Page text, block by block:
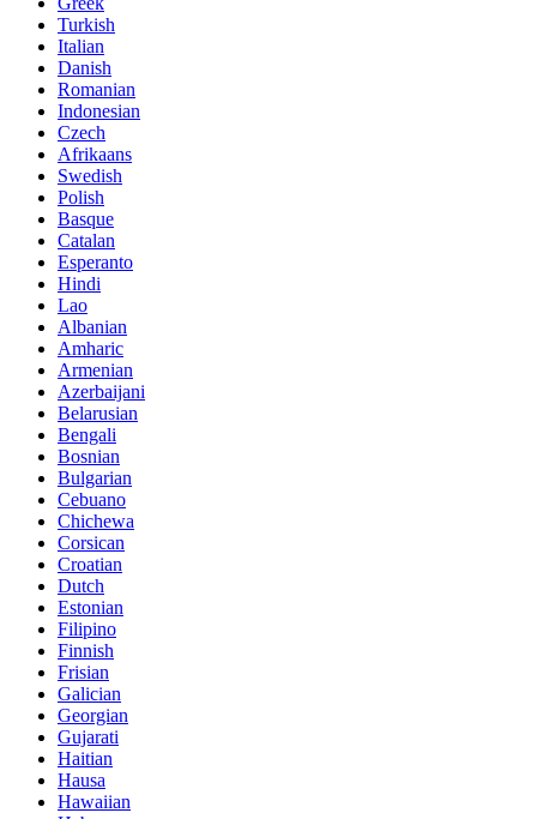
Turkish
Italian
Danish
Romanian
Indonesian
Czech
Afrikaans
Swedish
Polish
Basque
Catalan
Esperanto
Hindi
Lao
Albanian
Amharic
Armenian
Azerbaijani
Belarusian
Bengali
Bosnian
Bulgarian
Cebuano
Chichewa
Corsican
Croatian
Dutch
Estonian
Filipino
Finnish
Frisian
Galician
Georgian
Gujarati
Haitian
Hausa
Hawaiian